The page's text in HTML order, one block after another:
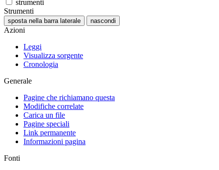
strumenti
Strumenti
sposta nella barra laterale nascondi
Azioni
Leggi
Visualizza sorgente
Cronologia
Generale
Pagine che richiamano questa
Modifiche correlate
Carica un file
Pagine speciali
Link permanente
Informazioni pagina
Fonti